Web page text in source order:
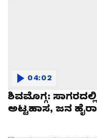
ಶಿವಮೊಗ್ಗ:
ಅಟ್ಟಹಾಸ, ಜನ
04:02